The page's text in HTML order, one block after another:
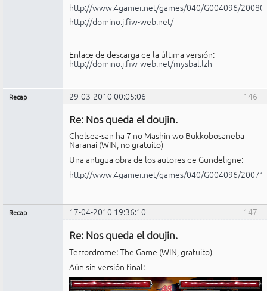
http://www.4gamer.net/games/040/G004096/
http://domino.j.fiw-web.net/
Enlace de descarga de la última versión:
http://domino.j.fiw-web.net/mysbal.lzh
146
Recap 29-03-2010 00:05:06
Re: Nos queda el doujin.
Chelsea-san ha 7 no Mashin wo Bukkobosaneba
Naranai (WIN, no gratuito)
Una antigua obra de los autores de Gundeligne:
http://www.4gamer.net/games/040/G004096/
147
Recap 17-04-2010 19:36:10
Re: Nos queda el doujin.
Terrordrome: The Game (WIN, gratuito)
Aún sin versión final: